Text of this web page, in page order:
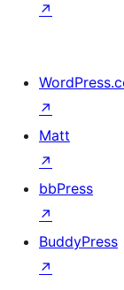
↗
↗
Matt
↗
bbPress
↗
BuddyPress
↗